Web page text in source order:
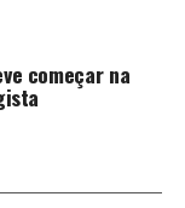
começar na